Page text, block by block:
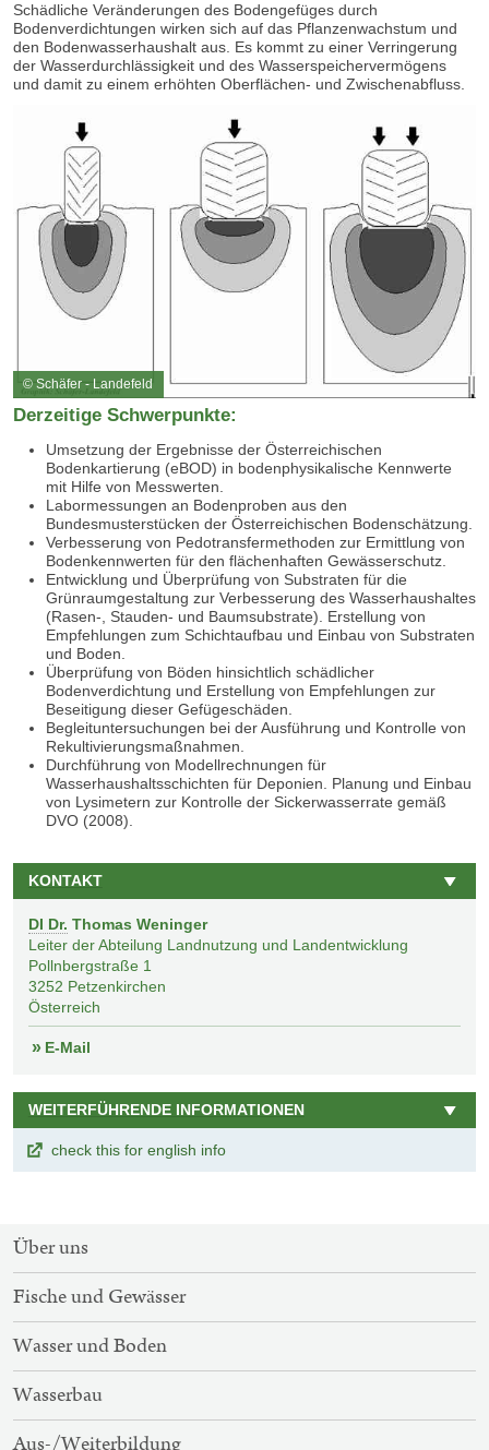
Schädliche Veränderungen des Bodengefüges durch
Bodenverdichtungen wirken sich auf das Pflanzenwachstum und
den Bodenwasserhaushalt aus. Es kommt zu einer Verringerung
der Wasserdurchlässigkeit und des Wasserspeichervermögens
und damit zu einem erhöhten Oberflächen- und Zwischenabfluss.
© Schäfer - Landefeld
Derzeitige Schwerpunkte:
Umsetzung der Ergebnisse der Österreichischen
Bodenkartierung (eBOD) in bodenphysikalische Kennwerte
mit Hilfe von Messwerten.
Labormessungen an Bodenproben aus den
Bundesmusterstücken der Österreichischen Bodenschätzung.
Verbesserung von Pedotransfermethoden zur Ermittlung von
Bodenkennwerten für den flächenhaften Gewässerschutz.
Entwicklung und Überprüfung von Substraten für die
Grünraumgestaltung zur Verbesserung des Wasserhaushaltes
(Rasen-, Stauden- und Baumsubstrate). Erstellung von
Empfehlungen zum Schichtaufbau und Einbau von Substraten
und Boden.
Überprüfung von Böden hinsichtlich schädlicher
Bodenverdichtung und Erstellung von Empfehlungen zur
Beseitigung dieser Gefügeschäden.
Begleituntersuchungen bei der Ausführung und Kontrolle von
Rekultivierungsmaßnahmen.
Durchführung von Modellrechnungen für
Wasserhaushaltsschichten für Deponien. Planung und Einbau
von Lysimetern zur Kontrolle der Sickerwasserrate gemäß
DVO (2008).
KONTAKT
DI Dr. Thomas Weninger
Leiter der Abteilung Landnutzung und Landentwicklung
Pollnbergstraße 1
3252 Petzenkirchen
Österreich
E-Mail
WEITERFÜHRENDE INFORMATIONEN
check this for english info
SITEMAP-
NAVIGATION
Über uns
Fische und Gewässer
Wasser und Boden
Wasserbau